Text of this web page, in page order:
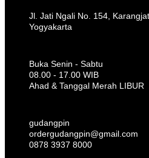
Jl. Jati Ngali No. 154,
Yogyakarta
Buka Senin - Sabtu
08.00 - 17.00 WIB
Ahad & Tanggal Merah LIBUR
gudangpin
ordergudangpin@gmail.com
0878 3937 8000